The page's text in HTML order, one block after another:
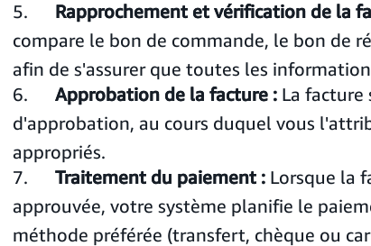
5. Rapprochement et vérification de la
compare le bon de commande, le bon de
afin de s'assurer que toutes les
6. Approbation de la facture :La facture
d'approbation, au cours duquel vous
appropriés.
7. Traitement du paiement :Lorsque la
approuvée, votre système planifie le
méthode préférée (transfert, chèque ou